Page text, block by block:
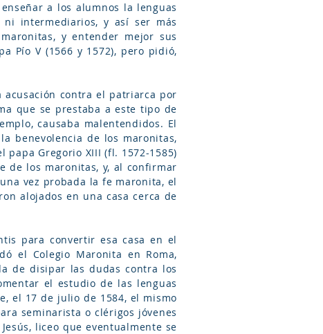
a los alumnos la lenguas
intermediarios, y así ser más
y entender mejor sus
Pío V (1566 y 1572), pero pidió,
contra el patriarca por
que se prestaba a este tipo de
causaba malentendidos. El
benevolencia de los maronitas,
papa Gregorio XIII (fl. 1572-1585)
de los maronitas, y, al confirmar
vez probada la fe maronita, el
alojados en una casa cerca de
para convertir esa casa en el
el Colegio Maronita en Roma,
de disipar las dudas contra los
el estudio de las lenguas
el 17 de julio de 1584, el mismo
seminarista o clérigos jóvenes
liceo que eventualmente se